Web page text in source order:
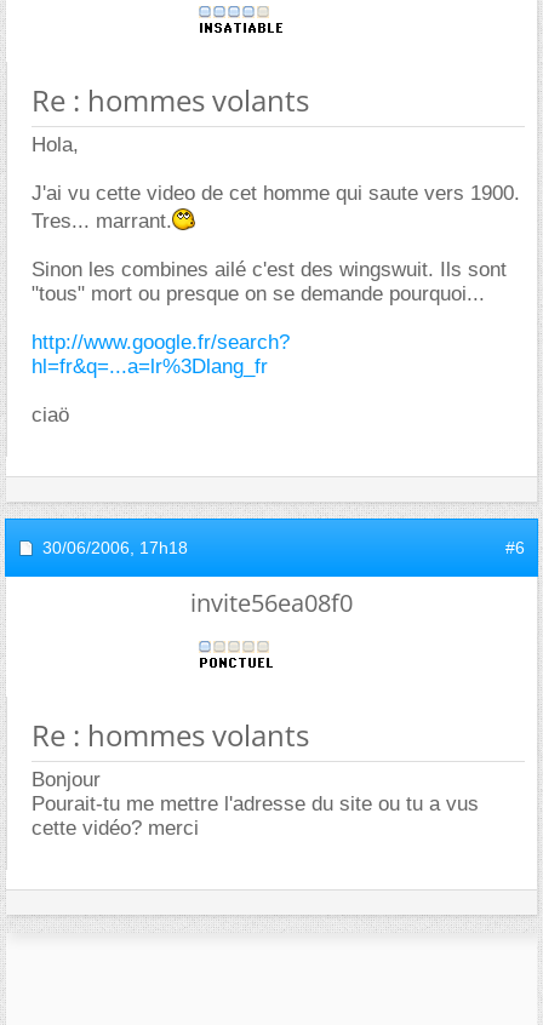
Re : hommes volants
Hola,
J'ai vu cette video de cet homme qui saute vers 1900.
Tres... marrant.
Sinon les combines ailé c'est des wingswuit. Ils sont
"tous" mort ou presque on se demande pourquoi...
http://www.google.fr/search?
hl=fr&q=...a=lr%3Dlang_fr
ciaö
30/06/2006, 17h18 #6
invite56ea08f0
Re : hommes volants
Bonjour
Pourait-tu me mettre l'adresse du site ou tu a vus
cette vidéo? merci